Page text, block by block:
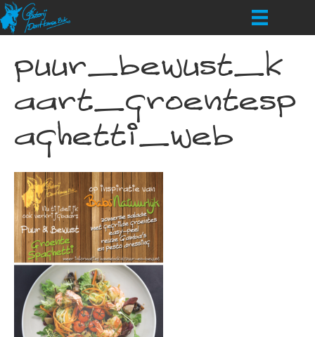
puur_bewust_k
aart_groentesp
aghetti_web